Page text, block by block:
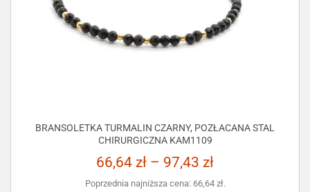
BRANSOLETKA TURMALIN CZARNY, POZŁACANA STAL
CHIRURGICZNA KAM1109
66,64 zł – 97,43 zł
Poprzednia najniższa cena: 66,64 zł.